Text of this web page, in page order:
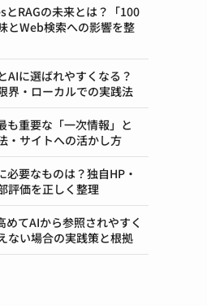
RAGの未来とは？「100
とWeb検索への影響を整
AIに選ばれやすくなる？
界・ローカルでの実践法
も重要な「一次情報」と
・サイトへの活かし方
必要なものは？独自HP・
評価を正しく整理
めてAIから参照されやすく
ない場合の実践策と根拠